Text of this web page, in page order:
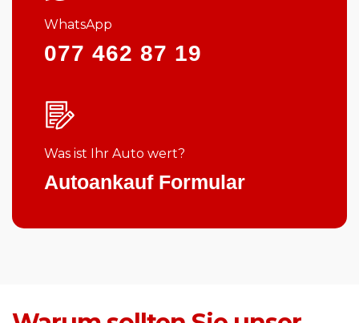
WhatsApp
077 462 87 19
Was ist Ihr Auto wert?
Autoankauf Formular